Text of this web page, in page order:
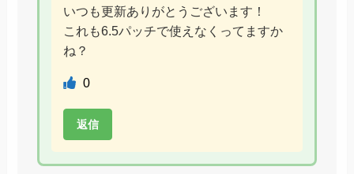
いつも更新ありがとうございます！
これも6.5パッチで使えなくってますか
ね？
0
返信